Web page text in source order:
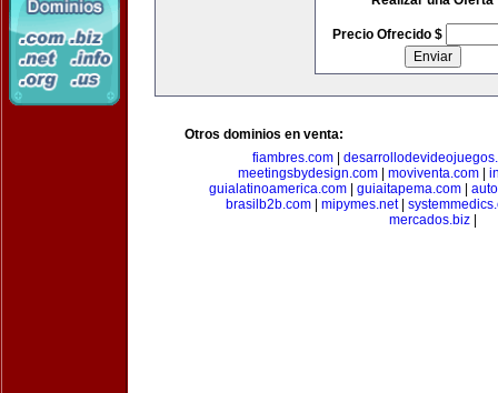
Precio Ofrecido $
Otros dominios en venta:
fiambres.com|
meetingsbydesign.com
moviventa.com
guialatinoamerica.com
guiaitapema.com
brasilb2b.com
mipymes.net|
mercados.biz|